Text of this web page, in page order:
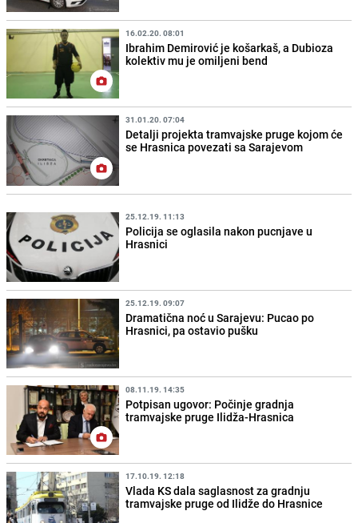
16.02.20. 08:01
Ibrahim Demirović je košarkaš, a Dubioza
kolektiv mu je omiljeni bend
31.01.20. 07:04
Detalji projekta tramvajske pruge kojom će
se Hrasnica povezati sa Sarajevom
25.12.19. 11:13
Policija se oglasila nakon pucnjave u
Hrasnici
25.12.19. 09:07
Dramatična noć u Sarajevu: Pucao po
Hrasnici, pa ostavio pušku
08.11.19. 14:35
Potpisan ugovor: Počinje gradnja
tramvajske pruge Ilidža-Hrasnica
17.10.19. 12:18
Vlada KS dala saglasnost za gradnju
tramvajske pruge od Ilidže do Hrasnice